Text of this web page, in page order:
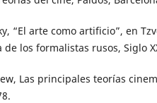
“El arte como artificio”, en
los formalistas rusos, Siglo
Las principales teorías